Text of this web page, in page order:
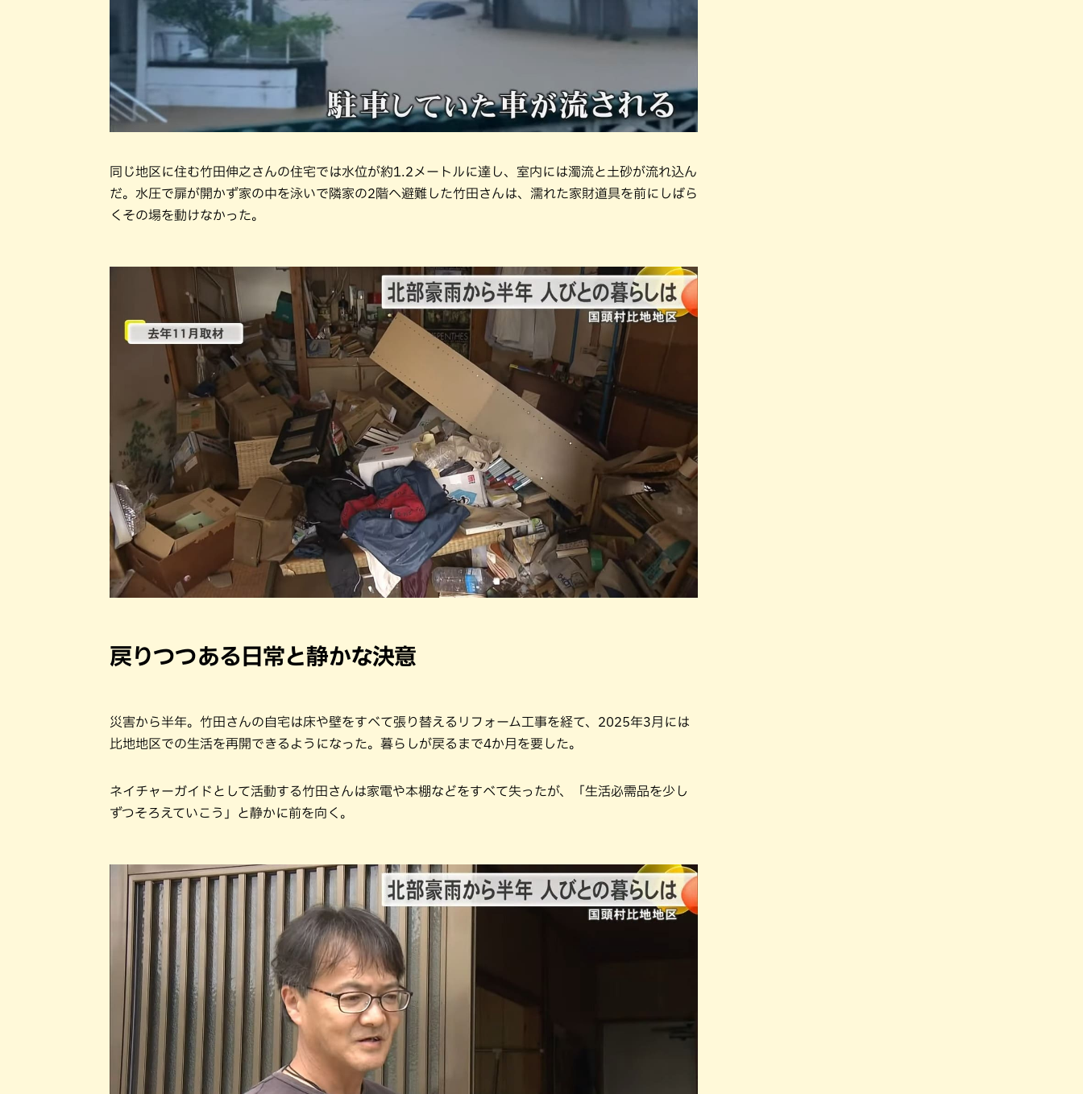
同じ地区に住む竹田伸之さんの住宅では水位が約1.2メートルに達し、室内には濁流と土砂が流れ込ん
だ。水圧で扉が開かず家の中を泳いで隣家の2階へ避難した竹田さんは、濡れた家財道具を前にしばら
くその場を動けなかった。
戻りつつある日常と静かな決意
災害から半年。竹田さんの自宅は床や壁をすべて張り替えるリフォーム工事を経て、2025年3月には
比地地区での生活を再開できるようになった。暮らしが戻るまで4か月を要した。
ネイチャーガイドとして活動する竹田さんは家電や本棚などをすべて失ったが、「生活必需品を少し
ずつそろえていこう」と静かに前を向く。